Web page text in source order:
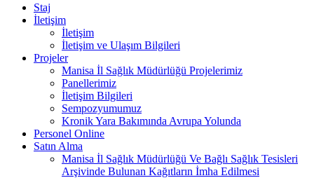
Staj
İletişim
İletişim
İletişim ve Ulaşım Bilgileri
Projeler
Manisa İl Sağlık Müdürlüğü Projelerimiz
Panellerimiz
İletişim Bilgileri
Sempozyumumuz
Kronik Yara Bakımında Avrupa Yolunda
Personel Online
Satın Alma
Manisa İl Sağlık Müdürlüğü Ve Bağlı Sağlık Tesisleri
Arşivinde Bulunan Kağıtların İmha Edilmesi